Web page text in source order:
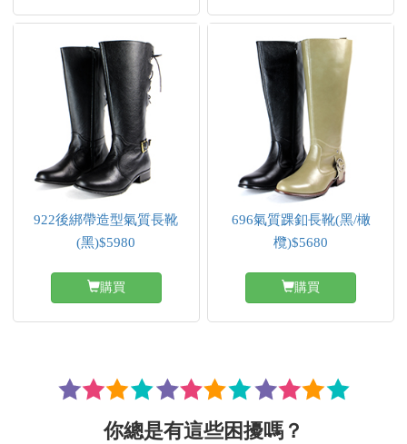
922後綁帶造型氣質長靴
(黑)$5980
購買
696氣質踝釦長靴(黑/橄
欖)$5680
購買
你總是有這些困擾嗎？